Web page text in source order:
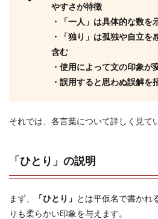
やすさが特徴
・「一人」は具体的な数を
・「独り」は孤独や自立
含む
・使用によって文の印象が
・誤用すると思わぬ誤解を
それでは、各言葉について詳しく見て
「ひとり」の説明
まず、 「ひとり」 とは平仮名で書かれ
りも柔らかい印象を与えます。